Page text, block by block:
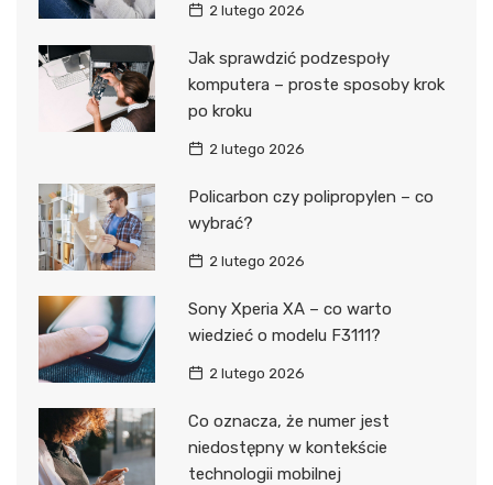
2 lutego 2026
Jak sprawdzić podzespoły
komputera – proste sposoby krok
po kroku
2 lutego 2026
Policarbon czy polipropylen – co
wybrać?
2 lutego 2026
Sony Xperia XA – co warto
wiedzieć o modelu F3111?
2 lutego 2026
Co oznacza, że numer jest
niedostępny w kontekście
technologii mobilnej